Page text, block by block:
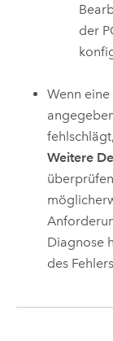
der
Wenn eine
Weitere
Diagnose
des